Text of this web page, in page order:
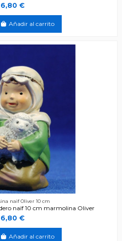
6,80 €
Añadir al carrito
naïf Oliver 10 cm
naïf 10 cm marmolina Oliver
6,80 €
Añadir al carrito